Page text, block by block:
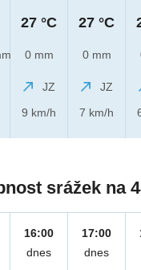
27 °C
0 mm
JZ
9 km/h
27 °C
0 mm
JZ
7 km/h
srážek na
16:00
dnes
17:00
dnes